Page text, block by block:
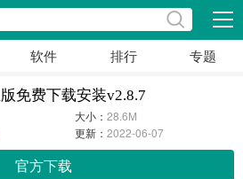
展开
软件 排行 专题
免费下载安装v2.8.7
大小：28.6M
更新：2022-06-07
官方下载